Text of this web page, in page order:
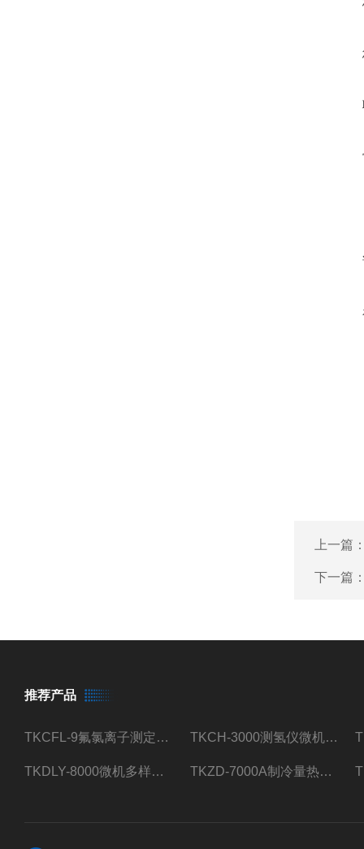
上一篇
下一篇
推荐产品
TKCFL-9氟氯离子测定仪自动煤质检测 TKCH-3000测氢仪微机氢元素测定煤质检测
TKDLY-8000微机多样测硫仪自动定硫仪化验室硫含量测定 TKZD-7000A制冷量热仪自动升降热值仪煤质检测